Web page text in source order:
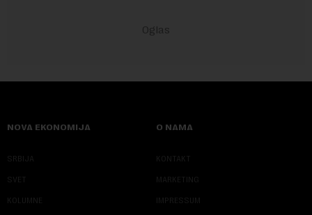
NOVA EKONOMIJA
SRBIJA
SVET
KOLUMNE
O NAMA
KONTAKT
MARKETING
IMPRESSUM